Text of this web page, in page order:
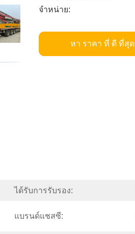
จําหน่าย:
หา ราคา ที่ ดี ที่สุด
ได้รับการรับรอง:
แบรนด์แชสซี: